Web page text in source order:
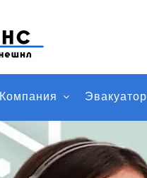
Компания Эвакуатор